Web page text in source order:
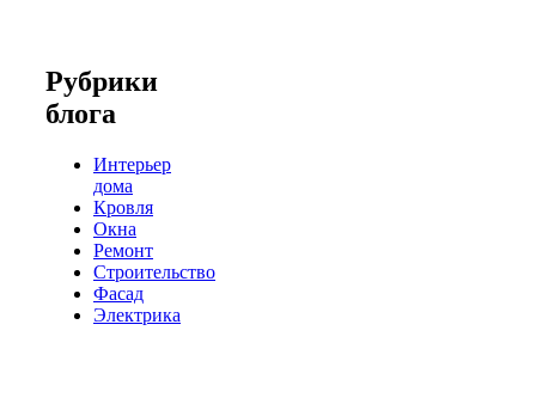
Рубрики
блога
Интерьер
дома
Кровля
Окна
Ремонт
Строительство
Фасад
Электрика